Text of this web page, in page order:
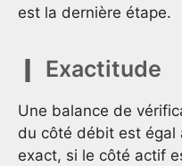
est la dernière étape.
Exactitude
Une balance de
du côté débit est égal
exact, si le côté actif